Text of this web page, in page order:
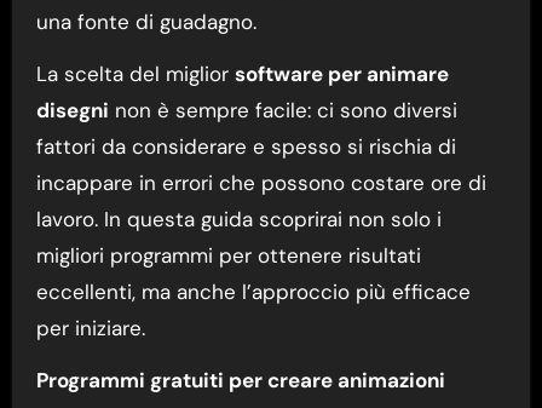
una fonte di guadagno.
La scelta del miglior software per animare
disegni non è sempre facile: ci sono diversi
fattori da considerare e spesso si rischia di
incappare in errori che possono costare ore di
lavoro. In questa guida scoprirai non solo i
migliori programmi per ottenere risultati
eccellenti, ma anche l’approccio più efficace
per iniziare.
Programmi gratuiti per creare animazioni